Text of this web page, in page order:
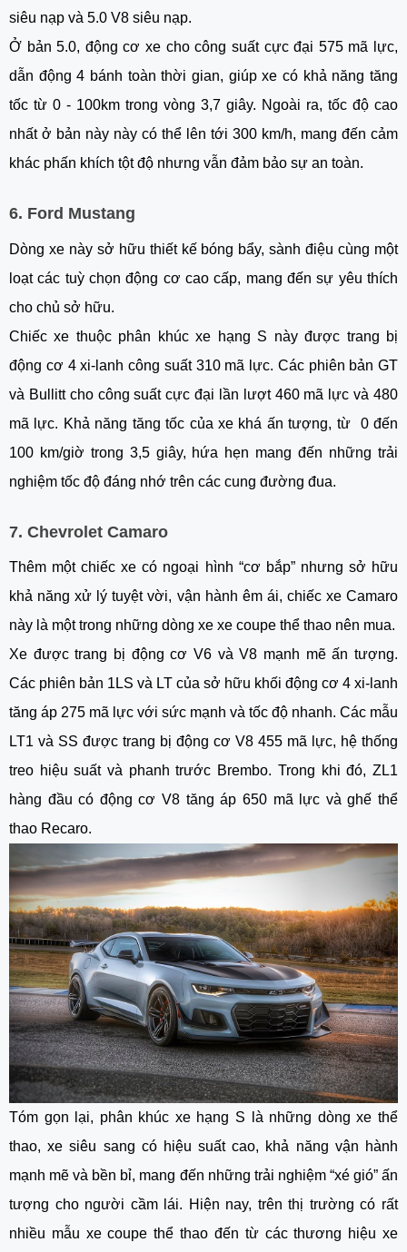
siêu nạp và 5.0 V8 siêu nạp.
Ở bản 5.0, động cơ xe cho công suất cực đại 575 mã lực,
dẫn động 4 bánh toàn thời gian, giúp xe có khả năng tăng
tốc từ 0 - 100km trong vòng 3,7 giây. Ngoài ra, tốc độ cao
nhất ở bản này này có thể lên tới 300 km/h, mang đến cảm
khác phấn khích tột độ nhưng vẫn đảm bảo sự an toàn.
6. Ford Mustang
Dòng xe này sở hữu thiết kế bóng bẩy, sành điệu cùng một
loạt các tuỳ chọn động cơ cao cấp, mang đến sự yêu thích
cho chủ sở hữu.
Chiếc xe thuộc phân khúc xe hạng S này được trang bị
động cơ 4 xi-lanh công suất 310 mã lực. Các phiên bản GT
và Bullitt cho công suất cực đại lần lượt 460 mã lực và 480
mã lực. Khả năng tăng tốc của xe khá ấn tượng, từ 0 đến
100 km/giờ trong 3,5 giây, hứa hẹn mang đến những trải
nghiệm tốc độ đáng nhớ trên các cung đường đua.
7. Chevrolet Camaro
Thêm một chiếc xe có ngoại hình “cơ bắp” nhưng sở hữu
khả năng xử lý tuyệt vời, vận hành êm ái, chiếc xe Camaro
này là một trong những dòng xe xe coupe thể thao nên mua.
Xe được trang bị động cơ V6 và V8 mạnh mẽ ấn tượng.
Các phiên bản 1LS và LT của sở hữu khối động cơ 4 xi-lanh
tăng áp 275 mã lực với sức mạnh và tốc độ nhanh. Các mẫu
LT1 và SS được trang bị động cơ V8 455 mã lực, hệ thống
treo hiệu suất và phanh trước Brembo. Trong khi đó, ZL1
hàng đầu có động cơ V8 tăng áp 650 mã lực và ghế thể
thao Recaro.
Tóm gọn lại, phân khúc xe hạng S là những dòng xe thể
thao, xe siêu sang có hiệu suất cao, khả năng vận hành
mạnh mẽ và bền bỉ, mang đến những trải nghiệm “xé gió” ấn
tượng cho người cầm lái. Hiện nay, trên thị trường có rất
nhiều mẫu xe coupe thể thao đến từ các thương hiệu xe